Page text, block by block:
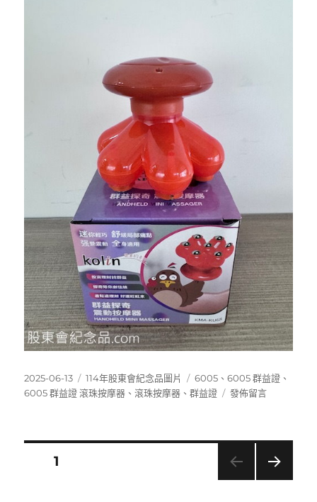
發
佈
2025-06-13
分
類
114年股東會紀念品圖片
標
籤
6005 、6005 群益證 、
6005 群益證 滾珠按摩器 、滾珠按摩器 、群益證
在
滾
珠
發佈留言
頁次1